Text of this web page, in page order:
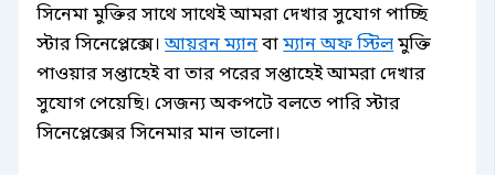
সিনেমা মুক্তির সাথে সাথেই আমরা দেখার সুযোগ পাচ্ছি
স্টার সিনেপ্লেক্সে।আয়রন ম্যানবাম্যান অফ স্টিলমুক্তি
পাওয়ার সপ্তাহেই বা তার পরের সপ্তাহেই আমরা দেখার
সুযোগ পেয়েছি। সেজন্য অকপটে বলতে পারি স্টার
সিনেপ্লেক্সের সিনেমার মান ভালো।